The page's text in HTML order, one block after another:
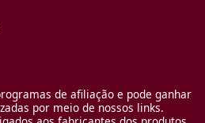
de afiliação e pode ganhar
por meio de nossos links.